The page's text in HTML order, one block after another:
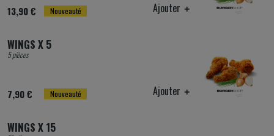
Nouveauté
13,90 € Ajouter
Nouveauté
WINGS X 5
5 pièces
7,90 € Ajouter
WINGS X 15